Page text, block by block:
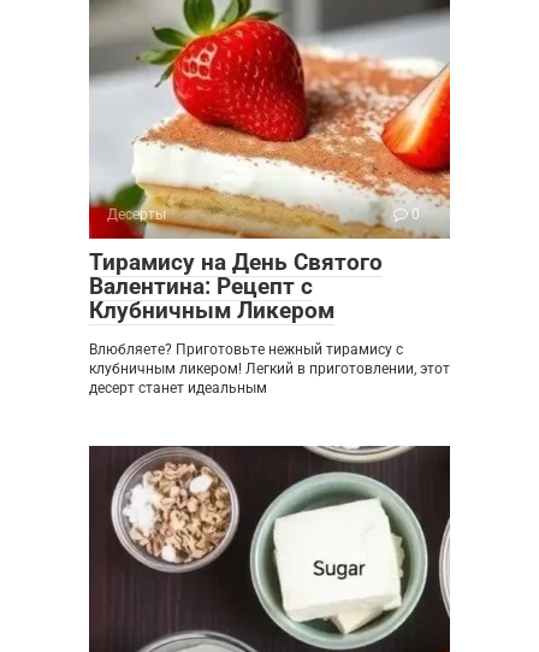
Десерты 0
Тирамису на День Святого
Валентина: Рецепт с
Клубничным Ликером
Влюбляете? Приготовьте нежный тирамису с
клубничным ликером! Легкий в приготовлении, этот
десерт станет идеальным